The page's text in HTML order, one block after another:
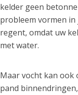
kelder geen
probleem vormen
regent, omdat uw
met water.
Maar vocht kan ook
pand